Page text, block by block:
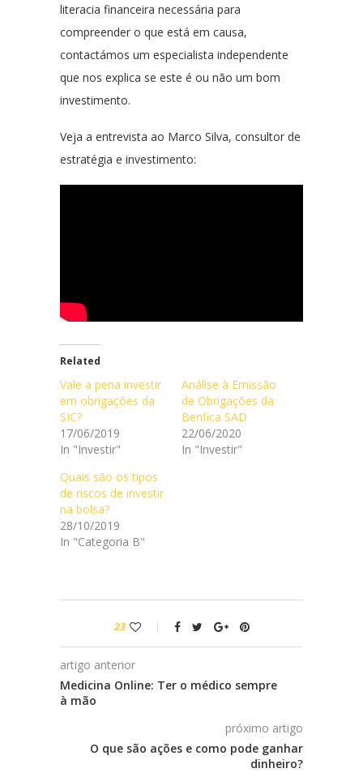
literacia financeira necessária para
compreender o que está em causa,
contactámos um especialista independente
que nos explica se este é ou não um bom
investimento.
Veja a entrevista ao Marco Silva, consultor de
estratégia e investimento:
Related
Vale a pena investir
em obrigações da
SIC?
17/06/2019
In "Investir"
Análise à Emissão
de Obrigações da
Benfica SAD
22/06/2020
In "Investir"
Quais são os tipos
de riscos de investir
na bolsa?
28/10/2019
In "Categoria B"
23
artigo anterior
Medicina Online: Ter o médico sempre
à mão
próximo artigo
O que são ações e como pode ganhar
dinheiro?